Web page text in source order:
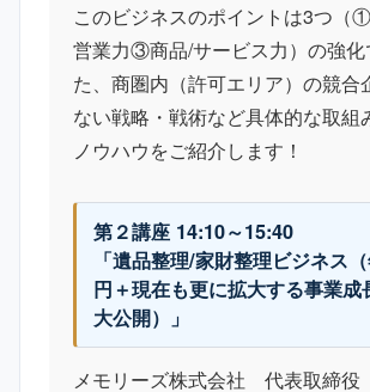
このビジネスのポイントは3つ
営業力③商品/サービス力）の強化
た、商圏内（許可エリア）の競合
ない戦略・戦術など具体的な取組
ノウハウをご紹介します！
第２講座 14:10～15:40
「遺品整理/家財整理ビジネス
円＋現在も更に拡大する事業成
大公開）」
メモリーズ株式会社 代表取締